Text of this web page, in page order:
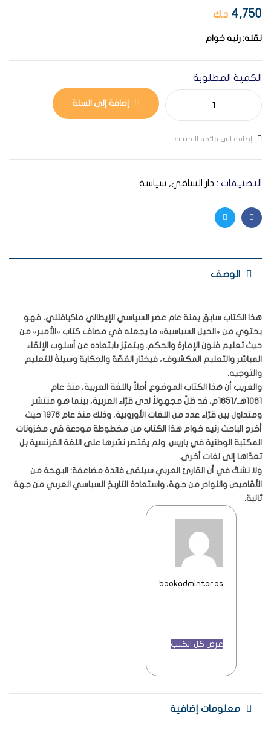
4,750 د.ك
نقله: رنيه خوام
الكمية المطلوبة
إضافة إلى السلة
إضافة الى قائمة الامنيات
التصنيفات : دار الساقي, سياسة
Facebook
Twitter
الوصف
هذا الكتاب سابق بمئة عام عصر السياسي الإيطالي ماكيافللي، فهو
يحتوي من «الحيل السياسية» ما يجعله في مصاف كتاب «الأمير» من
حيث تعليم فنون الإمارة والحكم. ويتميّز بابتعاده عن أسلوب الإلقاء
المباشر والتعليم المكشوف، فيختار القصّة والحكاية وسيلةً للتعليم
والتوجيه.
والغريب أن هذا الكتاب الموضوع أصلاً باللغة العربية، منذ عام
1061هـ/1651م، قد ظلّ مجهولاً لدى قرّاء العربية، بينما هو منتشر
ومتداول بين قرّاء عدد من اللغات الأوروبية، وذلك منذ عام 1976 حيث
أخرج الباحث رنيه خوام هذا الكتاب من مخطوطة مودعة في مخزونات
المكتبة الوطنية في باريس. ولم يقتصر نشرها على اللغة الفرنسية بل
تعدّاها إلى لغات أخرى.
ولا نشكّ في أن القارئ العربي سيلقى فائدة مضاعفة: البهجة من
الأقاصيص والنوادر من جهة، واستعادة التاريخ السياسي العربي من جهة
ثانية.
bookadmintoros
عرض كل الكتب
معلومات إضافية